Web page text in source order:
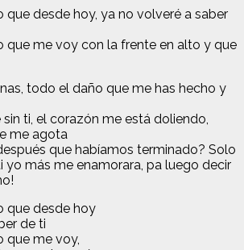
que desde hoy, ya no volveré a saber
que me voy con la frente en alto y que
todo el daño que me has hecho y
ti, el corazón me está doliendo,
me agota
que habíamos terminado? Solo
yo más me enamorara, pa luego decir
que desde hoy
de ti
que me voy,